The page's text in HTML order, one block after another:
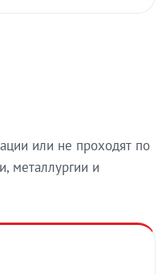
или не проходят по
металлургии и